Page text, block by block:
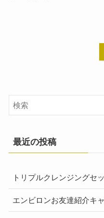
最近の投稿
トリプルクレンジングセ
エンビロンお友達紹介キ